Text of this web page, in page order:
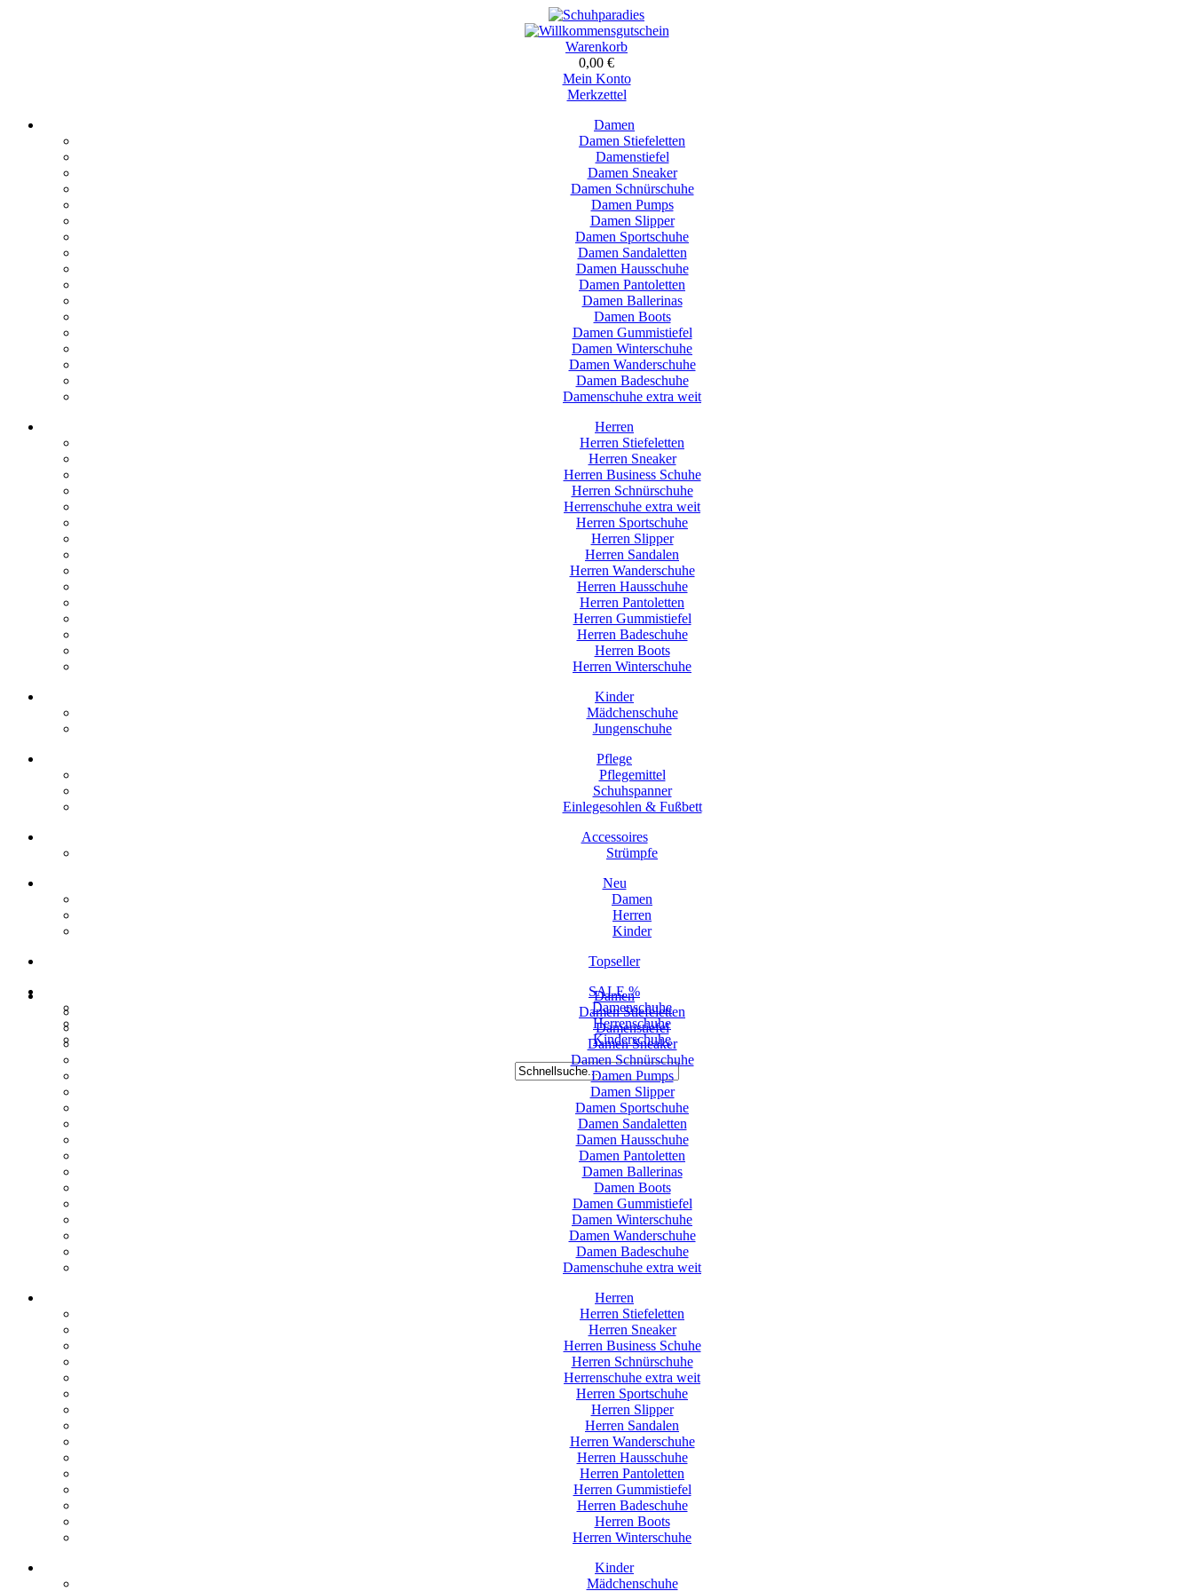
Warenkorb
0,00 €
Mein Konto
Merkzettel
Damen
Damen Stiefeletten
Damenstiefel
Damen Sneaker
Damen Schnürschuhe
Damen Pumps
Damen Slipper
Damen Sportschuhe
Damen Sandaletten
Damen Hausschuhe
Damen Pantoletten
Damen Ballerinas
Damen Boots
Damen Gummistiefel
Damen Winterschuhe
Damen Wanderschuhe
Damen Badeschuhe
Damenschuhe extra weit
Herren
Herren Stiefeletten
Herren Sneaker
Herren Business Schuhe
Herren Schnürschuhe
Herrenschuhe extra weit
Herren Sportschuhe
Herren Slipper
Herren Sandalen
Herren Wanderschuhe
Herren Hausschuhe
Herren Pantoletten
Herren Gummistiefel
Herren Badeschuhe
Herren Boots
Herren Winterschuhe
Kinder
Mädchenschuhe
Jungenschuhe
Pflege
Pflegemittel
Schuhspanner
Einlegesohlen & Fußbett
Accessoires
Strümpfe
Neu
Damen
Herren
Kinder
Topseller
SALE %
Damenschuhe
Herrenschuhe
Kinderschuhe
Damen
Damen Stiefeletten
Damenstiefel
Damen Sneaker
Damen Schnürschuhe
Damen Pumps
Damen Slipper
Damen Sportschuhe
Damen Sandaletten
Damen Hausschuhe
Damen Pantoletten
Damen Ballerinas
Damen Boots
Damen Gummistiefel
Damen Winterschuhe
Damen Wanderschuhe
Damen Badeschuhe
Damenschuhe extra weit
Herren
Herren Stiefeletten
Herren Sneaker
Herren Business Schuhe
Herren Schnürschuhe
Herrenschuhe extra weit
Herren Sportschuhe
Herren Slipper
Herren Sandalen
Herren Wanderschuhe
Herren Hausschuhe
Herren Pantoletten
Herren Gummistiefel
Herren Badeschuhe
Herren Boots
Herren Winterschuhe
Kinder
Mädchenschuhe